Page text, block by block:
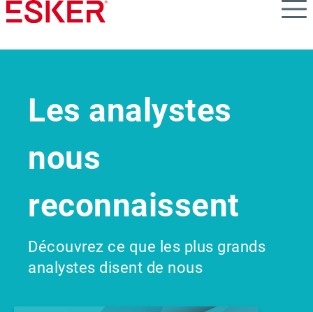
Skip
to
content
Les analystes
nous
reconnaissent
Découvrez ce que les plus grands
analystes disent de nous